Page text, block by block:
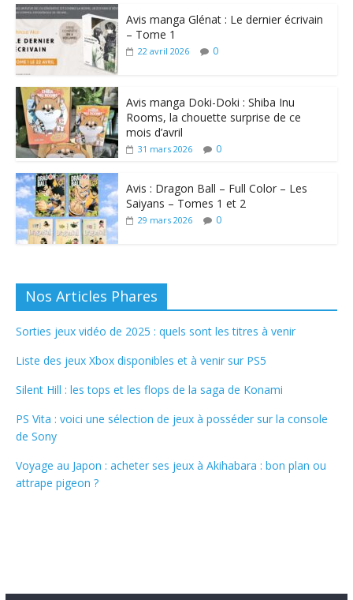
Avis manga Glénat : Le dernier écrivain
– Tome 1
22 avril 2026 0
Avis manga Doki-Doki : Shiba Inu
Rooms, la chouette surprise de ce
mois d’avril
31 mars 2026 0
Avis : Dragon Ball – Full Color – Les
Saiyans – Tomes 1 et 2
29 mars 2026 0
Nos Articles Phares
Sorties jeux vidéo de 2025 : quels sont les titres à venir
Liste des jeux Xbox disponibles et à venir sur PS5
Silent Hill : les tops et les flops de la saga de Konami
PS Vita : voici une sélection de jeux à posséder sur la console
de Sony
Voyage au Japon : acheter ses jeux à Akihabara : bon plan ou
attrape pigeon ?